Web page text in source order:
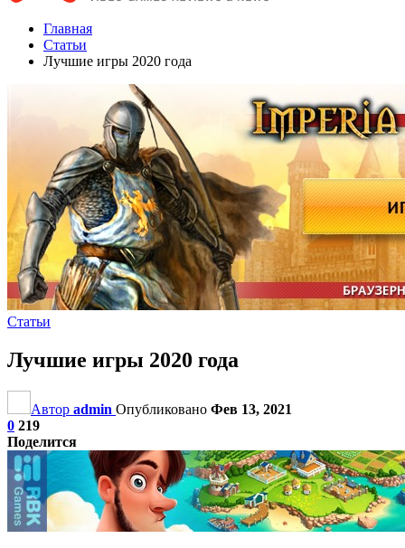
Главная
Статьи
Лучшие игры 2020 года
Статьи
Лучшие игры 2020 года
Автор admin Опубликовано Фев 13, 2021
0 219
Поделится